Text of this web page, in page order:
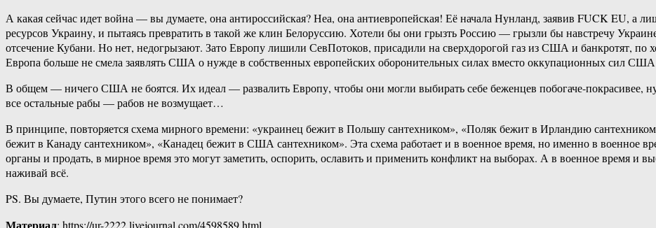
А какая сейчас идет война — вы думаете, она антироссийская? Неа, она антиевропейская! Её начала Нунланд, заявив FUCK EU,
ресурсов Украину, и пытаясь превратить в такой же клин Белоруссию. Хотели бы они грызть Россию — грызли бы навстречу
отсечение Кубани. Но нет, недогрызают. Зато Европу лишили СевПотоков, присадили на сверхдорогой газ из США и банкротят, по
Европа больше не смела заявлять США о нужде в собственных европейских оборонительных силах вместо оккупационных сил
В общем — ничего США не боятся. Их идеал — развалить Европу, чтобы они могли выбирать себе беженцев побогаче-покрасивее,
все остальные рабы — рабов не возмущает…
В принципе, повторяется схема мирного времени: «украинец бежит в Польшу сантехником», «Поляк бежит в Ирландию
бежит в Канаду сантехником», «Канадец бежит в США сантехником». Эта схема работает и в военное время, но именно в военное
органы и продать, в мирное время это могут заметить, оспорить, ославить и применить конфликт на выборах. А в военное время и
наживай всё.
PS. Вы думаете, Путин этого всего не понимает?